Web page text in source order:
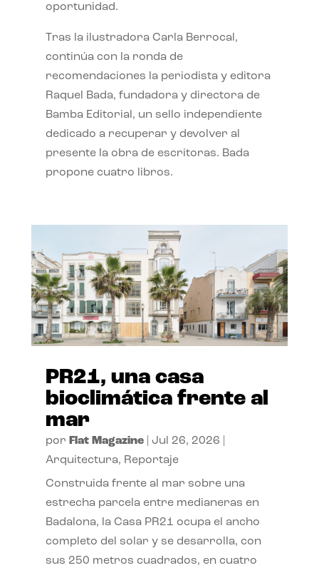
oportunidad.
Tras la ilustradora Carla Berrocal,
continúa con la ronda de
recomendaciones la periodista y editora
Raquel Bada, fundadora y directora de
Bamba Editorial, un sello independiente
dedicado a recuperar y devolver al
presente la obra de escritoras. Bada
propone cuatro libros.
PR21, una casa
bioclimática frente al
mar
por Flat Magazine| Jul 26, 2026
Arquitectura, Reportaje
Construida frente al mar sobre una
estrecha parcela entre medianeras en
Badalona, la Casa PR21 ocupa el ancho
completo del solar y se desarrolla, con
sus 250 metros cuadrados, en cuatro